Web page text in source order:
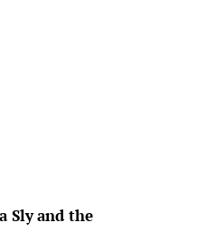
Sly and the